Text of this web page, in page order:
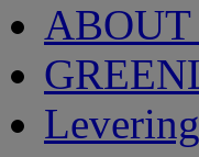
ABOUT